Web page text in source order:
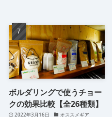
ボルダリングで使うチョー
クの効果比較【全26種類】
2022年3月16日 オススメギア